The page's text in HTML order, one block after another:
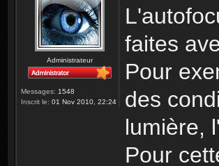
Administrateur
Messages: 1548
Inscrit le: 01 Nov 2010, 22:24
faites
Pour
des
lumière,
Pour